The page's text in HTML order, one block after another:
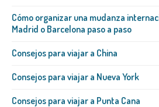
Cómo organizar una mudanza
Madrid o Barcelona paso a paso
Consejos para viajar a China
Consejos para viajar a Nueva York
Consejos para viajar a Punta Cana